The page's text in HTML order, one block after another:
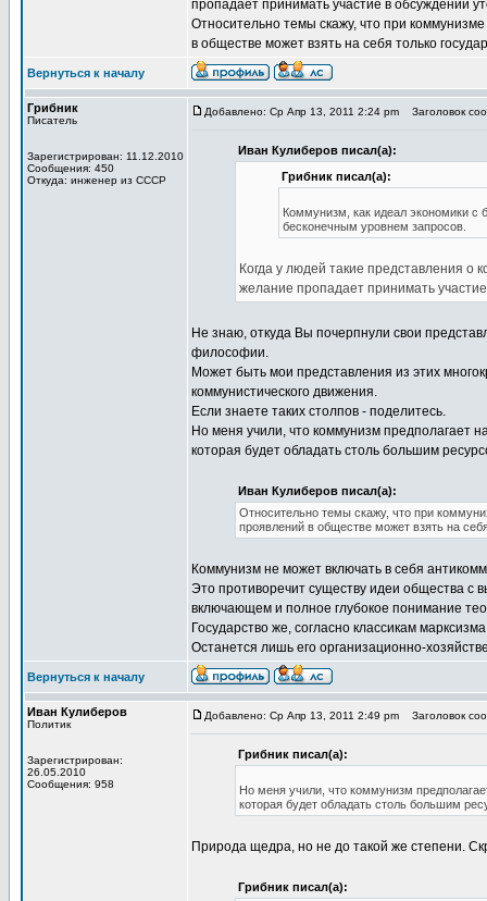
пропадает принимать участие в обсуждении
Относительно темы скажу, что при коммунизме
в обществе может взять на себя только
Вернуться к началу
Грибник
Писатель
Зарегистрирован: 11.12.2010
Сообщения: 450
Откуда: инженер из СССР
Добавлено: Ср Апр 13, 2011 2:24 pm Заголовок
Иван Кулиберов писал(а):
Грибник писал(а):
Коммунизм, как идеал экономики с
бесконечным уровнем запросов.
Когда у людей такие представления о
желание пропадает принимать
Не знаю, откуда Вы почерпнули свои
философии.
Может быть мои представления из этих
коммунистического движения.
Если знаете таких столпов - поделитесь.
Но меня учили, что коммунизм предполагает
которая будет обладать столь большим
Иван Кулиберов писал(а):
Относительно темы скажу, что при
проявлений в обществе может взять на
Коммунизм не может включать в себя
Это противоречит существу идеи общества с
включающем и полное глубокое понимание
Государство же, согласно классикам
Останется лишь его организационно-
Вернуться к началу
Иван Кулиберов
Политик
Зарегистрирован:
26.05.2010
Сообщения: 958
Добавлено: Ср Апр 13, 2011 2:49 pm Заголовок
Грибник писал(а):
Но меня учили, что коммунизм
которая будет обладать столь большим
Природа щедра, но не до такой же степени.
Грибник писал(а):